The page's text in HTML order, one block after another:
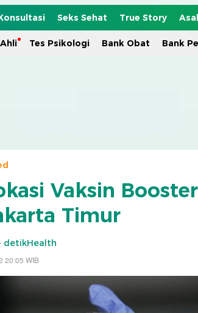
Seks Sehat True Story
Tes Psikologi Bank Obat Bank
Vaksin Booster
Timur
detikHealth
20:05 WIB